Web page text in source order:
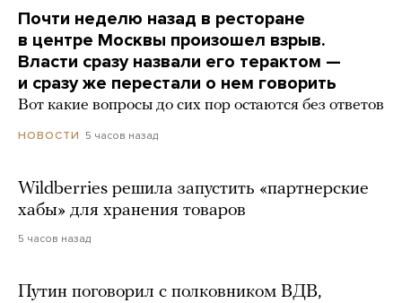
Почти неделю назад в ресторане
в центре Москвы произошел взрыв.
Власти сразу назвали его терактом —
и сразу же перестали о нем говорить
Вот какие вопросы до сих пор остаются без ответов
НОВОСТИ 5 часов назад
Wildberries решила запустить «партнерские
хабы» для хранения товаров
5 часов назад
Путин поговорил с полковником ВДВ,